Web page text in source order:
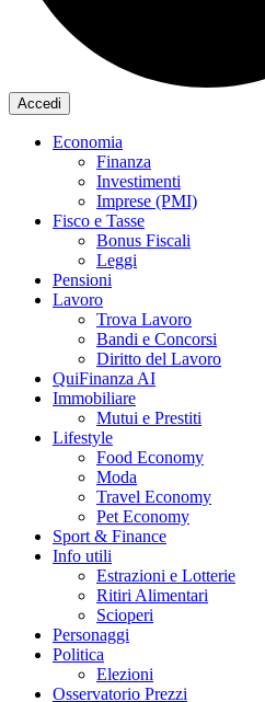
Accedi
Economia
Finanza
Investimenti
Imprese (PMI)
Fisco e Tasse
Bonus Fiscali
Leggi
Pensioni
Lavoro
Trova Lavoro
Bandi e Concorsi
Diritto del Lavoro
QuiFinanza AI
Immobiliare
Mutui e Prestiti
Lifestyle
Food Economy
Moda
Travel Economy
Pet Economy
Sport & Finance
Info utili
Estrazioni e Lotterie
Ritiri Alimentari
Scioperi
Personaggi
Politica
Elezioni
Osservatorio Prezzi